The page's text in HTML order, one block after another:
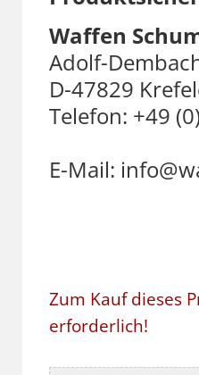
Waffen
Adolf-
D-47829
Telefon: +49
E-Mail:
Zum Kauf dieses
erforderlich!